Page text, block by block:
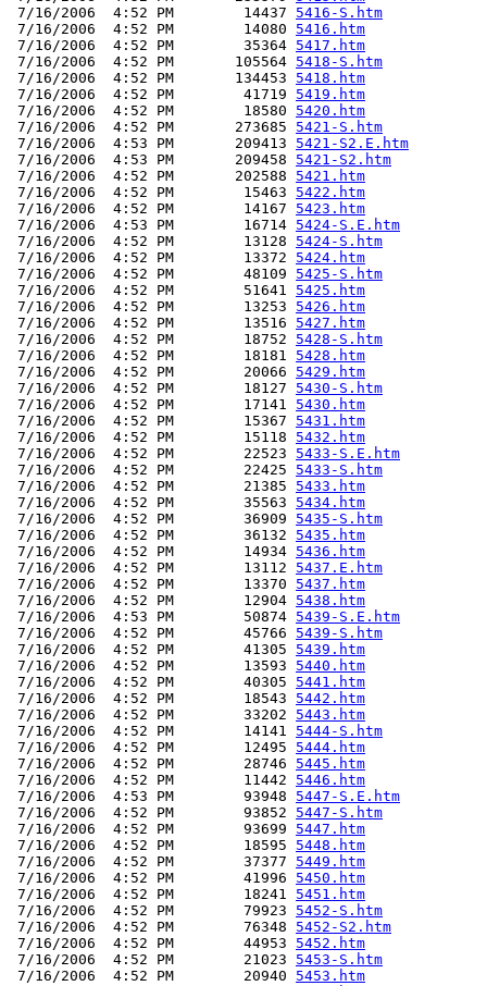
7/16/2006  4:52 PM        14437 5416-S.htm
7/16/2006  4:52 PM        14080 5416.htm
7/16/2006  4:52 PM        35364 5417.htm
7/16/2006  4:52 PM       105564 5418-S.htm
7/16/2006  4:52 PM       134453 5418.htm
7/16/2006  4:52 PM        41719 5419.htm
7/16/2006  4:52 PM        18580 5420.htm
7/16/2006  4:52 PM       273685 5421-S.htm
7/16/2006  4:53 PM       209413 5421-S2.E.htm
7/16/2006  4:53 PM       209458 5421-S2.htm
7/16/2006  4:52 PM       202588 5421.htm
7/16/2006  4:52 PM        15463 5422.htm
7/16/2006  4:52 PM        14167 5423.htm
7/16/2006  4:53 PM        16714 5424-S.E.htm
7/16/2006  4:52 PM        13128 5424-S.htm
7/16/2006  4:52 PM        13372 5424.htm
7/16/2006  4:52 PM        48109 5425-S.htm
7/16/2006  4:52 PM        51641 5425.htm
7/16/2006  4:52 PM        13253 5426.htm
7/16/2006  4:52 PM        13516 5427.htm
7/16/2006  4:52 PM        18752 5428-S.htm
7/16/2006  4:52 PM        18181 5428.htm
7/16/2006  4:52 PM        20066 5429.htm
7/16/2006  4:52 PM        18127 5430-S.htm
7/16/2006  4:52 PM        17141 5430.htm
7/16/2006  4:52 PM        15367 5431.htm
7/16/2006  4:52 PM        15118 5432.htm
7/16/2006  4:52 PM        22523 5433-S.E.htm
7/16/2006  4:52 PM        22425 5433-S.htm
7/16/2006  4:52 PM        21385 5433.htm
7/16/2006  4:52 PM        35563 5434.htm
7/16/2006  4:52 PM        36909 5435-S.htm
7/16/2006  4:52 PM        36132 5435.htm
7/16/2006  4:52 PM        14934 5436.htm
7/16/2006  4:52 PM        13112 5437.E.htm
7/16/2006  4:52 PM        13370 5437.htm
7/16/2006  4:52 PM        12904 5438.htm
7/16/2006  4:53 PM        50874 5439-S.E.htm
7/16/2006  4:52 PM        45766 5439-S.htm
7/16/2006  4:52 PM        41305 5439.htm
7/16/2006  4:52 PM        13593 5440.htm
7/16/2006  4:52 PM        40305 5441.htm
7/16/2006  4:52 PM        18543 5442.htm
7/16/2006  4:52 PM        33202 5443.htm
7/16/2006  4:52 PM        14141 5444-S.htm
7/16/2006  4:52 PM        12495 5444.htm
7/16/2006  4:52 PM        28746 5445.htm
7/16/2006  4:52 PM        11442 5446.htm
7/16/2006  4:53 PM        93948 5447-S.E.htm
7/16/2006  4:52 PM        93852 5447-S.htm
7/16/2006  4:52 PM        93699 5447.htm
7/16/2006  4:52 PM        18595 5448.htm
7/16/2006  4:52 PM        37377 5449.htm
7/16/2006  4:52 PM        41996 5450.htm
7/16/2006  4:52 PM        18241 5451.htm
7/16/2006  4:52 PM        79923 5452-S.htm
7/16/2006  4:52 PM        76348 5452-S2.htm
7/16/2006  4:52 PM        44953 5452.htm
7/16/2006  4:52 PM        21023 5453-S.htm
7/16/2006  4:52 PM        20940 5453.htm